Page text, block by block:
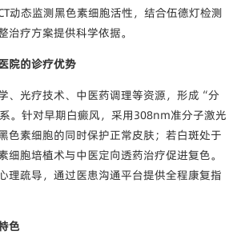
动态监测黑色素细胞活性，结合伍德灯检测
治疗方案提供科学依据。
院的诊疗优势
、光疗技术、中医药调理等资源，形成“分
。针对早期白癜风，采用308nm准分子激光
色素细胞的同时保护正常皮肤；若白斑处于
细胞培植术与中医定向透药治疗促进复色。
理疏导，通过医患沟通平台提供全程康复指
色